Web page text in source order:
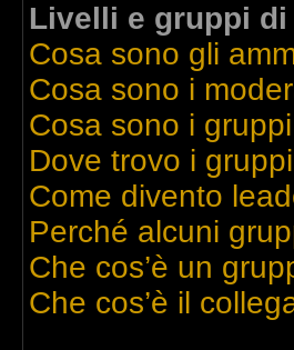
Livelli e gruppi di
Cosa sono gli
Cosa sono i
Cosa sono i
Dove trovo i
Come divento
Perché alcuni
Che cos’è un
Che cos’è il